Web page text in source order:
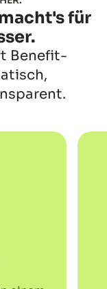
für
Benefit-